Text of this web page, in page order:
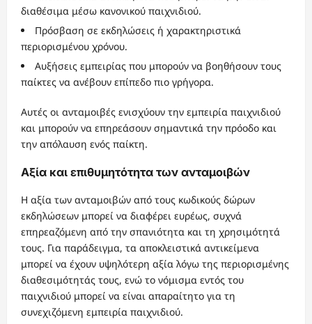
διαθέσιμα μέσω κανονικού παιχνιδιού.
Πρόσβαση σε εκδηλώσεις ή χαρακτηριστικά
περιορισμένου χρόνου.
Αυξήσεις εμπειρίας που μπορούν να βοηθήσουν τους
παίκτες να ανέβουν επίπεδο πιο γρήγορα.
Αυτές οι ανταμοιβές ενισχύουν την εμπειρία παιχνιδιού
και μπορούν να επηρεάσουν σημαντικά την πρόοδο και
την απόλαυση ενός παίκτη.
Αξία και επιθυμητότητα των ανταμοιβών
Η αξία των ανταμοιβών από τους κωδικούς δώρων
εκδηλώσεων μπορεί να διαφέρει ευρέως, συχνά
επηρεαζόμενη από την σπανιότητα και τη χρησιμότητά
τους. Για παράδειγμα, τα αποκλειστικά αντικείμενα
μπορεί να έχουν υψηλότερη αξία λόγω της περιορισμένης
διαθεσιμότητάς τους, ενώ το νόμισμα εντός του
παιχνιδιού μπορεί να είναι απαραίτητο για τη
συνεχιζόμενη εμπειρία παιχνιδιού.